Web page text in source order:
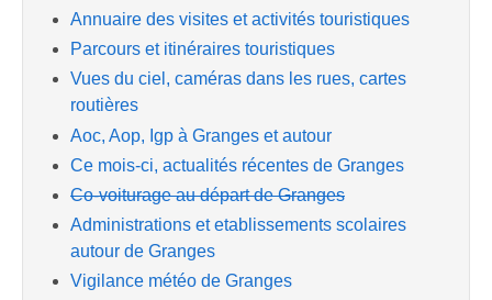
Annuaire des visites et activités touristiques
Parcours et itinéraires touristiques
Vues du ciel, caméras dans les rues, cartes
routières
Aoc, Aop, Igp à Granges et autour
Ce mois-ci, actualités récentes de Granges
Co-voiturage au départ de Granges
Administrations et etablissements scolaires
autour de Granges
Vigilance météo de Granges